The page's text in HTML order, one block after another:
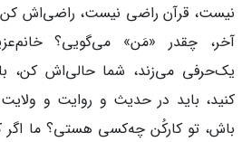
نیست، قرآن راضی نیست، راضی‌اش
آخر، چقدر «مَن» می‌گویی؟
یک‌حرفی می‌زند، شما حالی‌اش کن،
کنید، باید در حدیث و روایت و ولایت
باش، تو کارکُن چه‌کسی هستی؟ ما اگر